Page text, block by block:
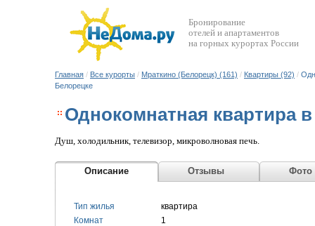
Бронирование
отелей и апартаментов
на горных курортах России
Главная / Все курорты / Мраткино (Белорецк) (161) / Квартиры (92) /
Белорецке
Однокомнатная квартира
Душ, холодильник, телевизор, микроволновая печь.
Описание Отзывы Фото
Тип жилья
квартира
Комнат
1